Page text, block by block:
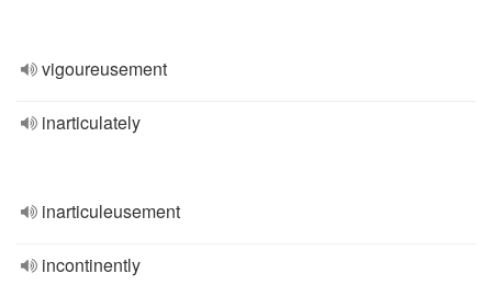
vigoureusement
inarticulately
inarticuleusement
incontinently